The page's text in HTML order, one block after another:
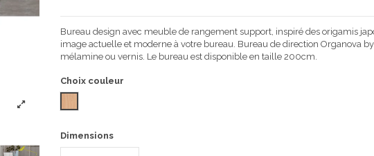
Bureau design avec meuble de rangement support, inspiré des origamis
image actuelle et moderne à votre bureau. Bureau de direction Organova
mélamine ou vernis. Le bureau est disponible en taille 200cm.
Choix couleur
Dimensions